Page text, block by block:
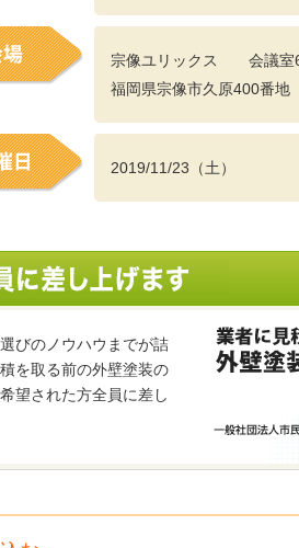
宗像ユリックス 会議
福岡県宗像市久原400番地
2019/11/23（土）
びのノウハウまでが詰
を取る前の外壁塗装の
望された方全員に差し